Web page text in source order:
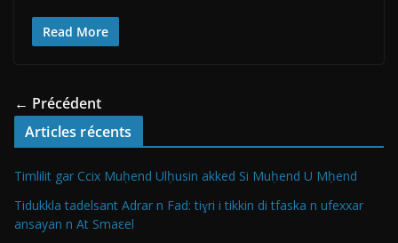
Read More
← Précédent
Articles récents
Timlilit gar Ccix Muḥend Ulḥusin akked Si Muḥend U Mḥend
Tidukkla tadelsant Adrar n Fad: tiɣri i tikkin di tfaska n ufexxar
ansayan n At Smaεel